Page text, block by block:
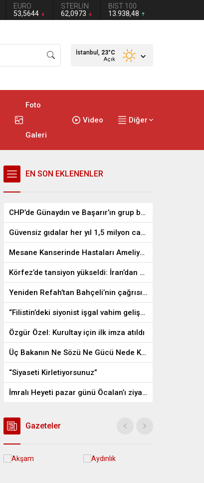
EURO
53,5644
STERLİN
62,0973
BIST 100
13.938,48
İstanbul, 23°C
Açık
Foto
Galeri
Video Diğer
EN SON EKLENENLER
CHP’de Günaydın ve Başarır’ın grup başkanvekilliği düştü
Güvensiz gıdalar her yıl 1,5 milyon can alıyor
Mesane Kanserinde Hastaları Ameliyattan Kurtaran İlaç
Körfez’de tansiyon yükseldi: İran’dan ABD üslerine misilleme
Yeniden Refah’tan Bahçeli’nin çağrısına destek
“Filistin’deki siyonist işgal vahim gelişmelere gebe”
Özgür Özel: Kurultay için ilk imza atıldı
Üç Bakanın Ne Sözü Ne Gücü Nede Kudreti Yetmedi
“Siyaseti Kirletiyorsunuz”
İmralı Heyeti pazar günü Öcalan’ı ziyaret edecek
Gazeteler